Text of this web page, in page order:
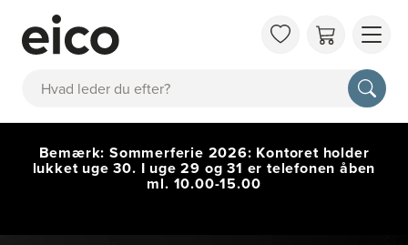
Søg
OM
FAQ
Bemærk: Sommerferie 2026: Kontoret holder
lukket uge 30. I uge 29 og 31 er telefonen åben
ml. 10.00-15.00